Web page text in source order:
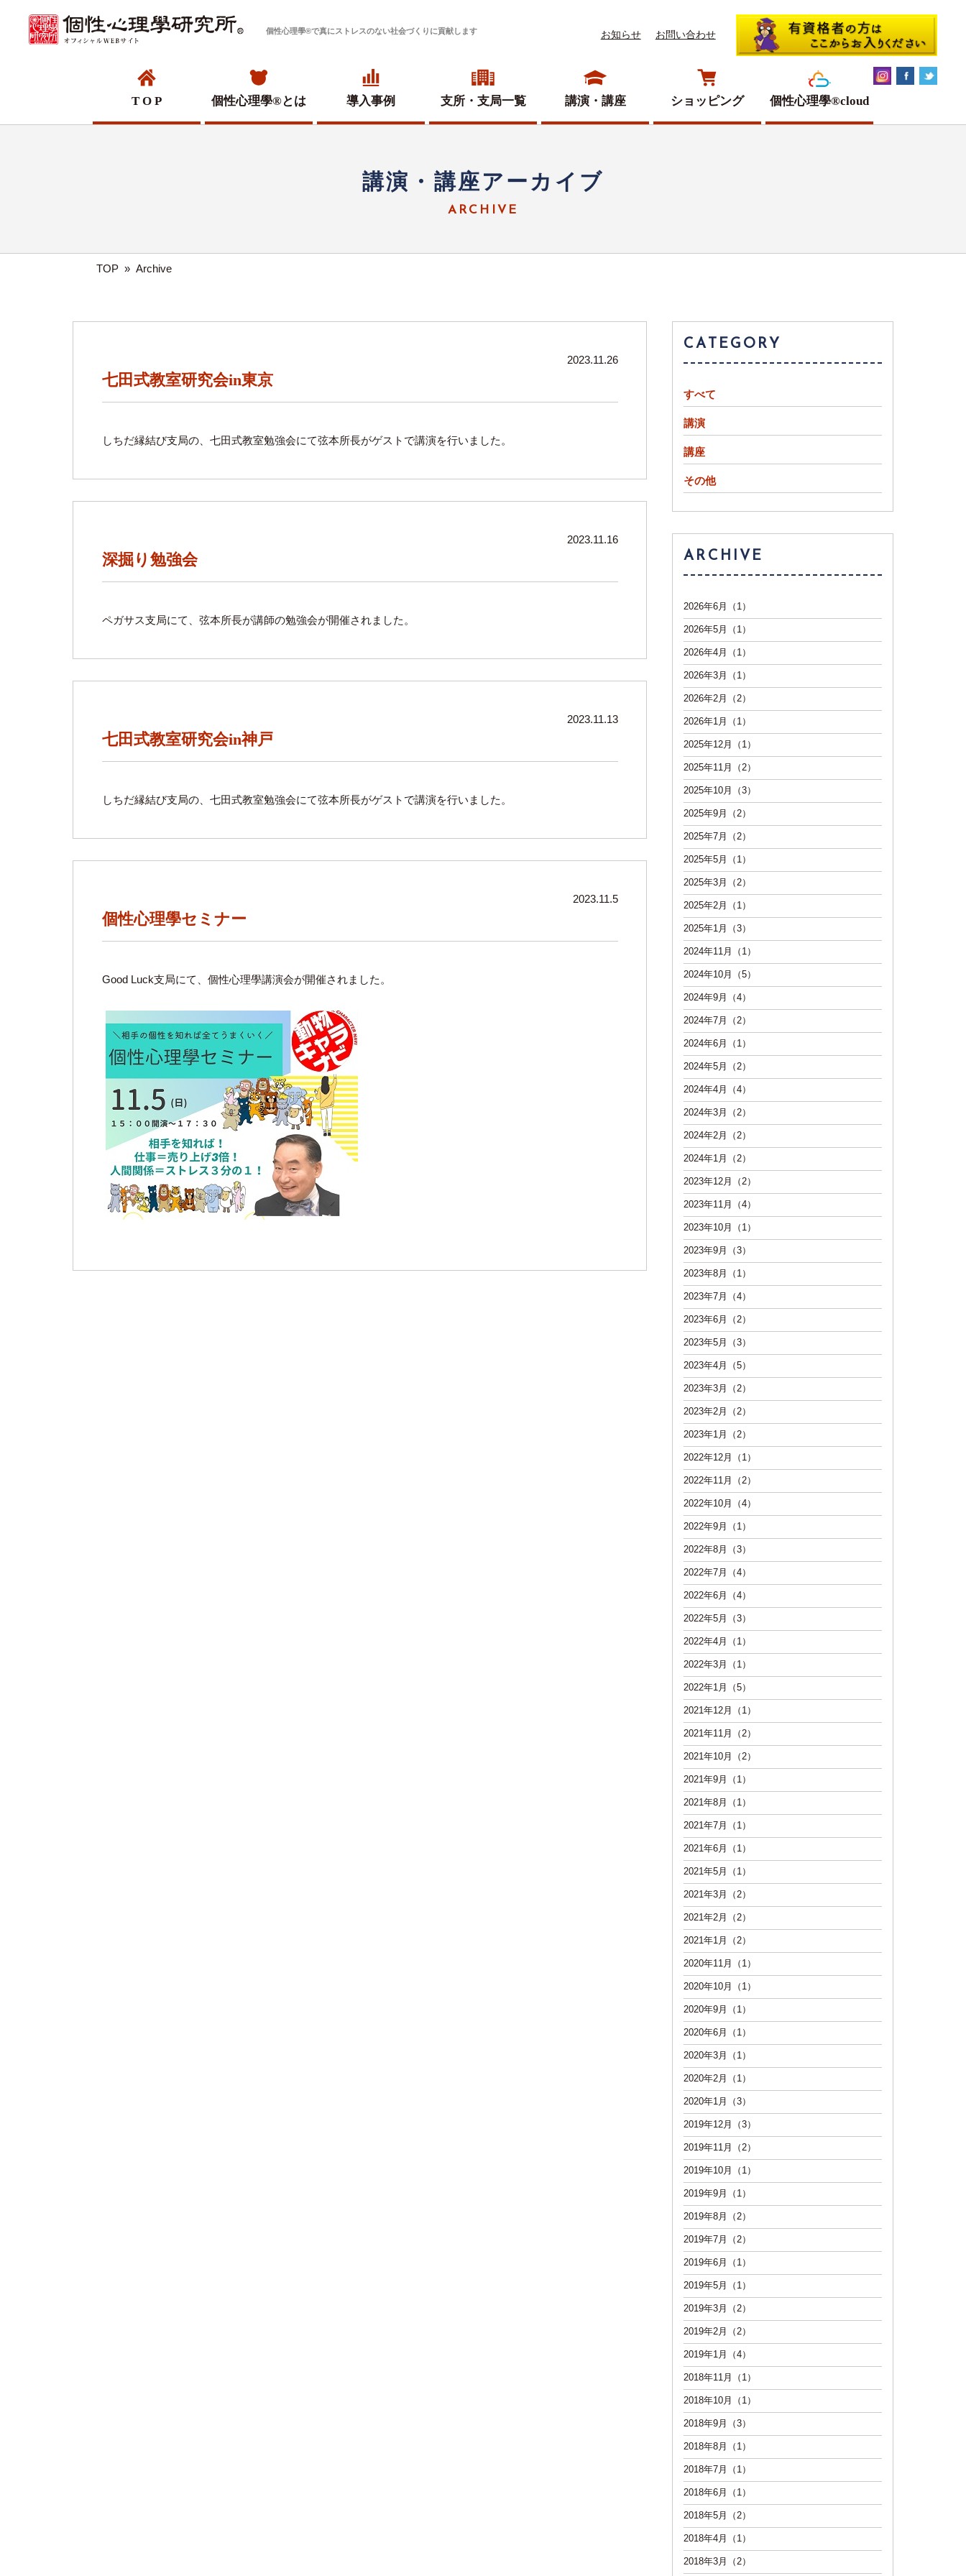
個性心理學®で真にストレスのない社会づくりに貢献します お知らせ お問い合わせ
T O P 個性心理學®とは 導入事例 支所・ 支局一覧 講演・講座 ショッピング 個性心理學®cloud
講演・講座アーカイブ
ARCHIVE
TOP » Archive
2023.11.26
七田式教室研究会in東京
しちだ縁結び支局の、七田式教室勉強会にて弦本所長がゲストで講演を行いました。
2023.11.16
深掘り勉強会
ペガサス支局にて、弦本所長が講師の勉強会が開催されました。
2023.11.13
七田式教室研究会in神戸
しちだ縁結び支局の、七田式教室勉強会にて弦本所長がゲストで講演を行いました。
2023.11.5
個性心理學セミナー
Good Luck支局にて、個性心理學講演会が開催されました。
CATEGORY
すべて
講演
講座
その他
ARCHIVE
2026年6月（1）
2026年5月（1）
2026年4月（1）
2026年3月（1）
2026年2月（2）
2026年1月（1）
2025年12月（1）
2025年11月（2）
2025年10月（3）
2025年9月（2）
2025年7月（2）
2025年5月（1）
2025年3月（2）
2025年2月（1）
2025年1月（3）
2024年11月（1）
2024年10月（5）
2024年9月（4）
2024年7月（2）
2024年6月（1）
2024年5月（2）
2024年4月（4）
2024年3月（2）
2024年2月（2）
2024年1月（2）
2023年12月（2）
2023年11月（4）
2023年10月（1）
2023年9月（3）
2023年8月（1）
2023年7月（4）
2023年6月（2）
2023年5月（3）
2023年4月（5）
2023年3月（2）
2023年2月（2）
2023年1月（2）
2022年12月（1）
2022年11月（2）
2022年10月（4）
2022年9月（1）
2022年8月（3）
2022年7月（4）
2022年6月（4）
2022年5月（3）
2022年4月（1）
2022年3月（1）
2022年1月（5）
2021年12月（1）
2021年11月（2）
2021年10月（2）
2021年9月（1）
2021年8月（1）
2021年7月（1）
2021年6月（1）
2021年5月（1）
2021年3月（2）
2021年2月（2）
2021年1月（2）
2020年11月（1）
2020年10月（1）
2020年9月（1）
2020年6月（1）
2020年3月（1）
2020年2月（1）
2020年1月（3）
2019年12月（3）
2019年11月（2）
2019年10月（1）
2019年9月（1）
2019年8月（2）
2019年7月（2）
2019年6月（1）
2019年5月（1）
2019年3月（2）
2019年2月（2）
2019年1月（4）
2018年11月（1）
2018年10月（1）
2018年9月（3）
2018年8月（1）
2018年7月（1）
2018年6月（1）
2018年5月（2）
2018年4月（1）
2018年3月（2）